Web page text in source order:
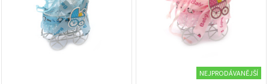
NEJPRODÁVANĚJŠÍ